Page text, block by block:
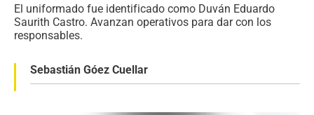
El uniformado fue identificado como Duván Eduardo
Saurith Castro. Avanzan operativos para dar con los
responsables.
Sebastián Góez Cuellar